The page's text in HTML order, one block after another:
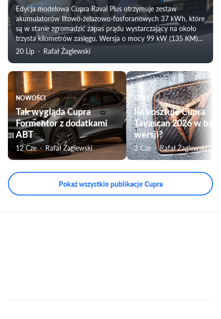
Edycja modelowa Cupra Raval Plus otrzymuje zestaw
akumulatorów litowo-żelazowo-fosforanowych 37 kWh, które
są w stanie zgromadzić zapas prądu wystarczający na około
trzysta kilometrów zasięgu. Wersja o mocy 99 kW (135 KM)
ma być dostępna od połowy września, z cenami startującymi z
pułapu 113 900 złotych.
20 Lip Rafał Żaglewski
NOWOŚCI
Tak wygląda Cupra
Formentor z dodatkami
ABT
12 Cze Rafał Żaglewski
CENY
Ile kosztuje Cupra
Tavascan 2026 w
wersji?
2 Cze Rafał Żaglewski
Pokaż wszystkie publikacje Cupra